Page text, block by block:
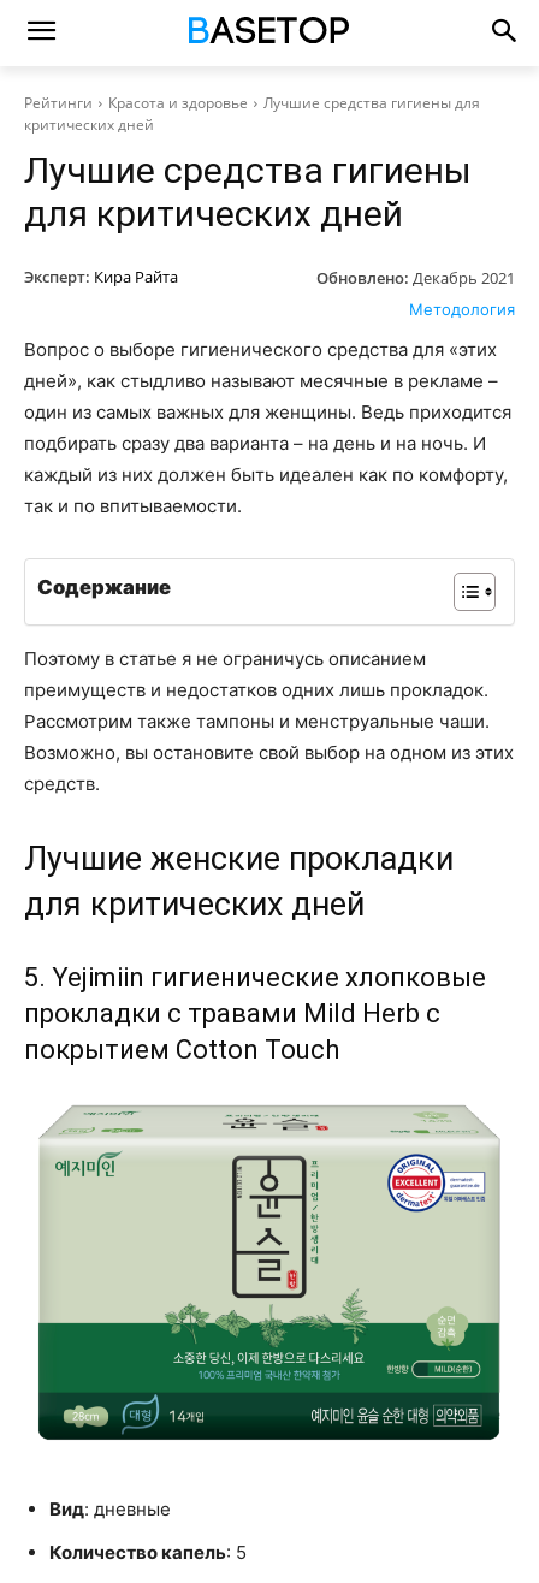
Рейтинги Красота и здоровье
Лучшие средства гигиены для
критических дней
Лучшие средства гигиены
для критических дней
Эксперт: Кира Райта Обновлено: Декабрь 2021
Методология
Вопрос о выборе гигиенического средства для «этих
дней», как стыдливо называют месячные в рекламе –
один из самых важных для женщины. Ведь приходится
подбирать сразу два варианта – на день и на ночь. И
каждый из них должен быть идеален как по комфорту,
так и по впитываемости.
Содержание
Поэтому в статье я не ограничусь описанием
преимуществ и недостатков одних лишь прокладок.
Рассмотрим также тампоны и менструальные чаши.
Возможно, вы остановите свой выбор на одном из этих
средств.
Лучшие женские прокладки
для критических дней
5. Yejimiin гигиенические хлопковые
прокладки с травами Mild Herb с
покрытием Cotton Touch
Вид: дневные
Количество капель: 5